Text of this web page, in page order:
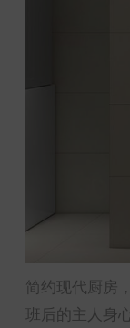
简约现代厨房
班后的主人身